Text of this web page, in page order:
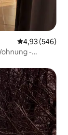
4,93 (546)
-